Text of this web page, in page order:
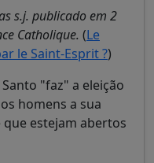
s.j. publicado em 2
Catholique. (Le
le Saint-Esprit ?)
"faz" a eleição
homens a sua
que estejam abertos